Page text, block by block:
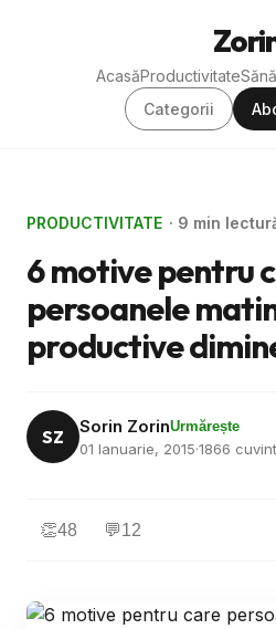
AcasăProductivitate
Categorii
PRODUCTIVITATE · 9 min
6 motive pentru
persoanele
productive
SZ Sorin ZorinUrmărește
01 Ianuarie, 2015·1866
👏48 💬12